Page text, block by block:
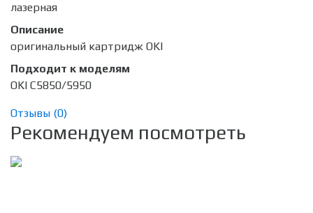
лазерная
Описание
оригинальный картридж OKI
Подходит к моделям
OKI C5850/5950
Отзывы (0)
Рекомендуем посмотреть